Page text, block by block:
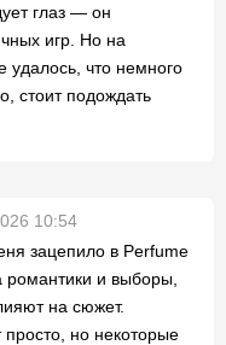
глаз — он
игр. Но на
удалось, что немного
стоит подождать
10:54
зацепило в Perfume
и выборы,
на сюжет.
но некоторые